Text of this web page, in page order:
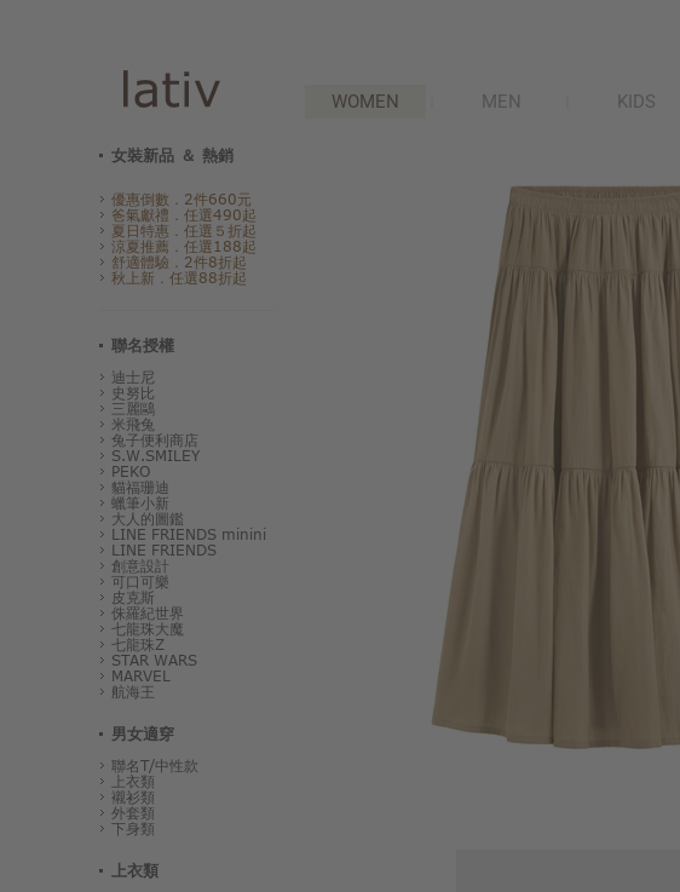
WOMEN MEN KIDS
女裝新品 ＆ 熱銷
優惠倒數．2件660元
爸氣獻禮．任選490起
夏日特惠．任選５折起
涼夏推薦．任選188起
舒適體驗．2件8折起
秋上新．任選88折起
聯名授權
迪士尼
史努比
三麗鷗
米飛兔
兔子便利商店
S.W.SMILEY
PEKO
貓福珊迪
蠟筆小新
大人的圖鑑
LINE FRIENDS minini
LINE FRIENDS
創意設計
可口可樂
皮克斯
侏羅紀世界
七龍珠大魔
七龍珠Z
STAR WARS
MARVEL
航海王
男女適穿
聯名T/中性款
上衣類
襯衫類
外套類
下身類
上衣類